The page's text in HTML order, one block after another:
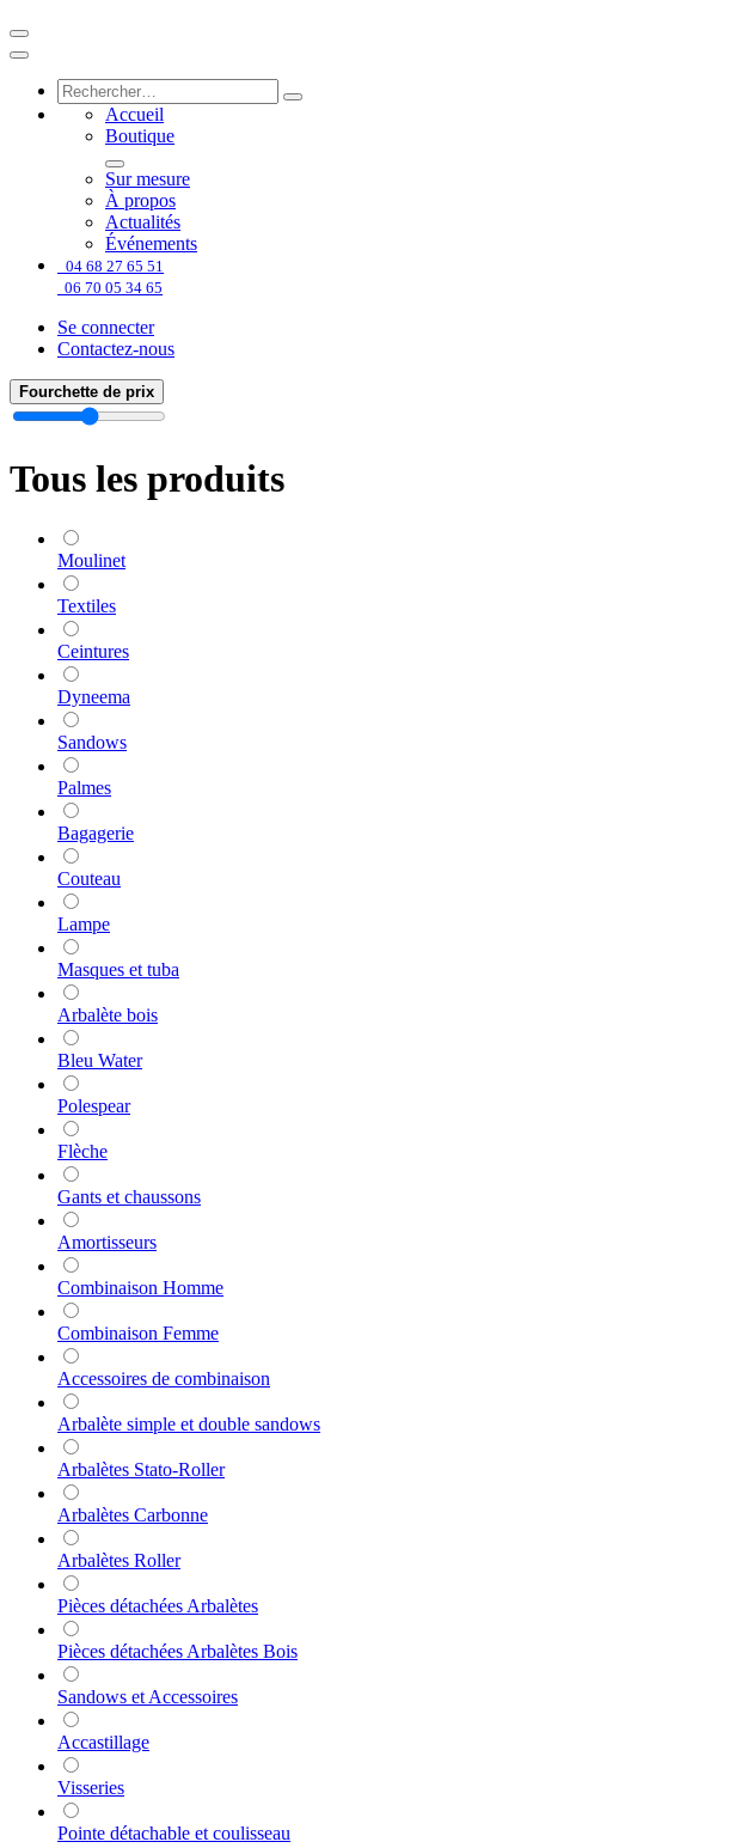
Accueil
Boutique
Sur mesure
À propos
Actualités
Événements
04 68 27 65 51
06 70 05 34 65
Se connecter
Contactez-nous
Fourchette de prix
Tous les produits
Moulinet
Textiles
Ceintures
Dyneema
Sandows
Palmes
Bagagerie
Couteau
Lampe
Masques et tuba
Arbalète bois
Bleu Water
Polespear
Flèche
Gants et chaussons
Amortisseurs
Combinaison Homme
Combinaison Femme
Accessoires de combinaison
Arbalète simple et double sandows
Arbalètes Stato-Roller
Arbalètes Carbonne
Arbalètes Roller
Pièces détachées Arbalètes
Pièces détachées Arbalètes Bois
Sandows et Accessoires
Accastillage
Visseries
Pointe détachable et coulisseau